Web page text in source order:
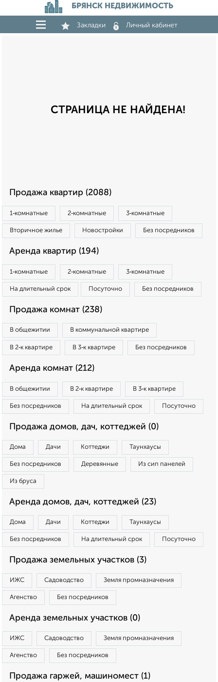
БРЯНСК НЕДВИЖИМОСТЬ
Закладки Личный кабинет
СТРАНИЦА НЕ НАЙДЕНА!
Продажа квартир (2088)
1‑комнатные 2‑комнатные 3‑комнатные
Вторичное жилье Новостройки Без посредников
Аренда квартир (194)
1‑комнатные 2‑комнатные 3‑комнатные
На длительный срок Посуточно Без посредников
Продажа комнат (238)
В общежитии В коммунальной квартире
В 2‑к квартире В 3‑к квартире Без посредников
Аренда комнат (212)
В общежитии В 2‑к квартире В 3‑к квартире
Без посредников На длительный срок Посуточно
Продажа домов, дач, коттеджей (0)
Дома Дачи Коттеджи Таунхаусы
Без посредников Деревянные Из сип панелей
Из бруса
Аренда домов, дач, коттеджей (23)
Дома Дачи Коттеджи Таунхаусы
Без посредников На длительный срок Посуточно
Продажа земельных участков (3)
ИЖС Садоводство Земля промназначения
Агенство Без посредников
Аренда земельных участков (0)
ИЖС Садоводство Земля промназначения
Агенство Без посредников
Продажа гаржей, машиномест (1)